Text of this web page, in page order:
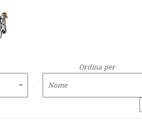
Ordina per